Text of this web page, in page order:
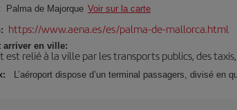
Palma de Majorque Voir sur la carte
https://www.aena.es/es/palma-de-mallorca.html
arriver en ville:
est relié à la ville par les transports publics, des
L’aéroport dispose d’un terminal passagers, divisé en